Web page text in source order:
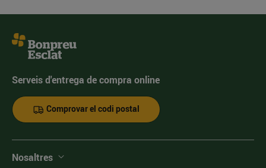
Serveis d'entrega de compra online
Comprovar el codi postal
Nosaltres